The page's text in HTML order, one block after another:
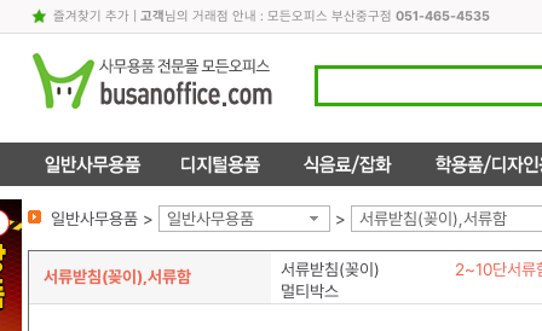
즐겨찾기 추가| 고객님의 거래점 안내 : 모든오피스 부산중구점 051-465-4535
일반사무용품 > 일반사무용품 > 서류받침(꽂이),서류함
서류받침(꽂이),서류함 서류받침(꽂이)
2~10단서류
멀티박스